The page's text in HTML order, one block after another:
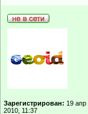
Зарегистрирован: 19 апр
2010, 11:37